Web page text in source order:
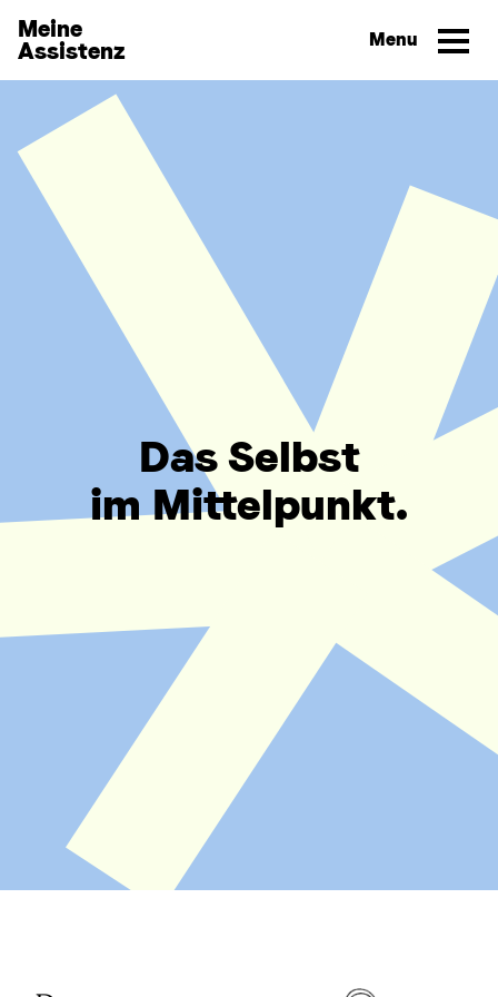
Direkt zum Inhalt wechseln
Meine
Assistenz
Das Selbst
im Mittelpunkt.